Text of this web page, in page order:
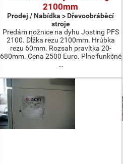
2100mm
Prodej / Nabídka > Dřevoobráběcí
stroje
Predám nožnice na dyhu Josting PFS
2100. Dĺžka rezu 2100mm. Hrúbka
rezu 60mm. Rozsah pravítka 20-
680mm. Cena 2500 Euro. Plne funkčné
…